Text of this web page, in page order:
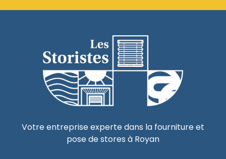
Votre entreprise experte dans la fourniture et
pose de stores à Royan